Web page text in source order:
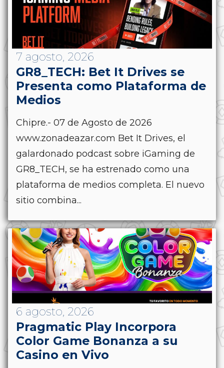
7 agosto, 2026
GR8_TECH: Bet It Drives se
Presenta como Plataforma de
Medios
Chipre.- 07 de Agosto de 2026
www.zonadeazar.com Bet It Drives, el
galardonado podcast sobre iGaming de
GR8_TECH, se ha estrenado como una
plataforma de medios completa. El nuevo
sitio combina...
6 agosto, 2026
Pragmatic Play Incorpora
Color Game Bonanza a su
Casino en Vivo